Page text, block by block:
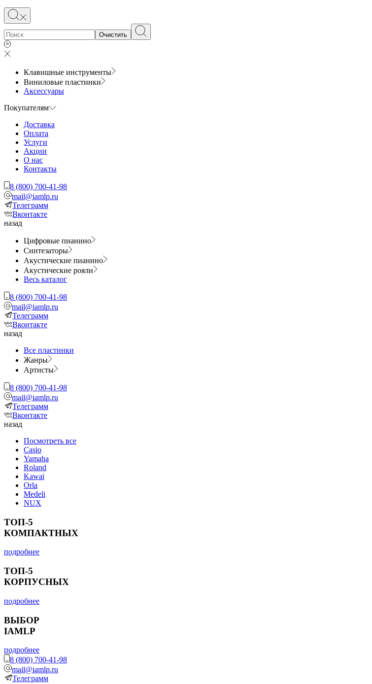
Очистить
Клавишные инструменты
Виниловые пластинки
Аксессуары
Покупателям
Доставка
Оплата
Услуги
Акции
О нас
Контакты
8 (800) 700-41-98
mail@iamlp.ru
Телеграмм
Вконтакте
назад
Цифровые пианино
Синтезаторы
Акустические пианино
Акустические рояли
Весь каталог
8 (800) 700-41-98
mail@iamlp.ru
Телеграмм
Вконтакте
назад
Все пластинки
Жанры
Артисты
8 (800) 700-41-98
mail@iamlp.ru
Телеграмм
Вконтакте
назад
Посмотреть все
Casio
Yamaha
Roland
Kawai
Orla
Medeli
NUX
ТОП-5
КОМПАКТНЫХ
подробнее
ТОП-5
КОРПУСНЫХ
подробнее
ВЫБОР
IAMLP
подробнее
8 (800) 700-41-98
mail@iamlp.ru
Телеграмм